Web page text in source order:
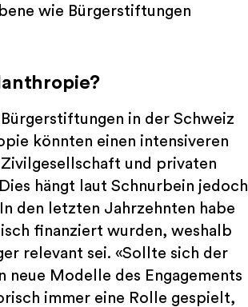
wie Bürgerstiftungen
in der Schweiz
könnten einen intensiveren
und privaten
hängt laut Schnurbein jedoch
den letzten Jahrzehnten habe
finanziert wurden, weshalb
relevant sei. «Sollte sich der
neue Modelle des Engagements
immer eine Rolle gespielt,